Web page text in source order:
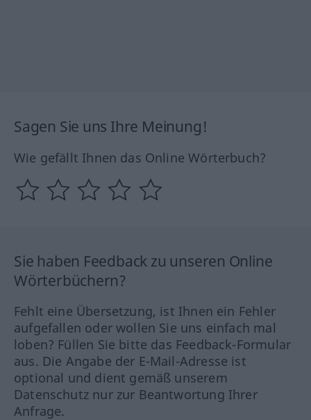
Sagen Sie uns Ihre Meinung!
Wie gefällt Ihnen das Online Wörterbuch?
Sie haben Feedback zu unseren Online
Wörterbüchern?
Fehlt eine Übersetzung, ist Ihnen ein Fehler
aufgefallen oder wollen Sie uns einfach mal
loben? Füllen Sie bitte das Feedback-Formular
aus. Die Angabe der E-Mail-Adresse ist
optional und dient gemäß unserem
Datenschutz nur zur Beantwortung Ihrer
Anfrage.